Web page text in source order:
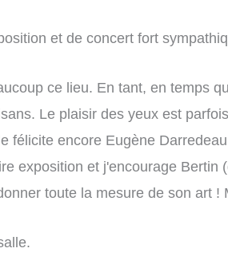
et de concert fort
ce lieu. En tant, en temps
Le plaisir des yeux est
félicite encore Eugène
exposition et j'encourage Bertin
toute la mesure de son art !